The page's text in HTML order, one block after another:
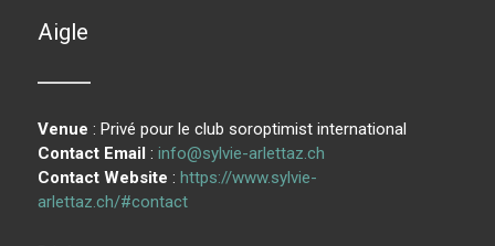
Aigle
Venue : Privé pour le club soroptimist international
Contact Email :info@sylvie-arlettaz.ch
Contact Website :https://www.sylvie-
arlettaz.ch/#contact